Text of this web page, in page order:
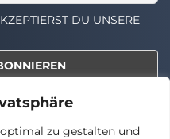
zu gestalten und
DU UNSERE
show.